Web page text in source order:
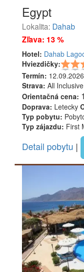
Egypt
Lokalita: Dahab
Zľava: 13 %
Hotel: Dahab
Hviezdičky:
Termín:
Strava: All Inclusive
Orientačná cena:
Doprava: Letecky
Typ pobytu:
Typ zájazdu: First
Detail pobytu |